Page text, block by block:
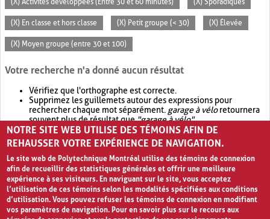
(X) Activités développées (Entre 30 et 60 minutes) (X) Sporadiques
(X) En classe et hors classe (X) Petit groupe (< 30) (X) Élevée
(X) Moyen groupe (entre 30 et 100)
Votre recherche n'a donné aucun résultat
Vérifiez que l'orthographe est correcte.
Supprimez les guillemets autour des expressions pour
rechercher chaque mot séparément. garage à véloretournera
souvent plus de résultat que"garage à vélo".
Envisagez d'élargir votre recherche avec OR.garage OR vélo
retournera souvent plus de résultat quegarage à vélo
NOTRE SITE WEB UTILISE DES TÉMOINS AFIN DE
REHAUSSER VOTRE EXPÉRIENCE DE NAVIGATION.
Le site web de Polytechnique Montréal utilise des témoins de connexion
afin de recueillir des statistiques générales et offrir une meilleure
expérience à ses visiteurs. En naviguant sur le site, vous acceptez
l’utilisation de ces témoins selon les modalités spécifiées aux conditions
d’utilisation. Vous pouvez refuser les témoins de connexion en modifiant
vos paramètres de navigation. Pour en savoir plus sur le recours aux